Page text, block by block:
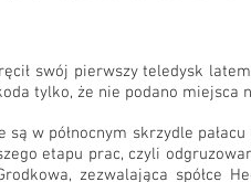
swój pierwszy teledysk
tylko, że nie podano miejsca
w północnym skrzydle
etapu prac, czyli
zezwalająca spółce